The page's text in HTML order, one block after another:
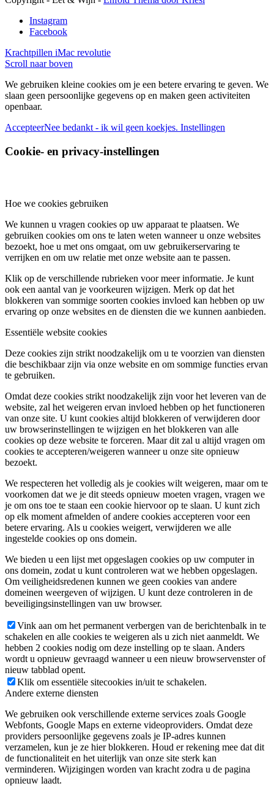
Instagram
Facebook
Krachtpillen iMac revolutie
Scroll naar boven
We gebruiken kleine cookies om je een betere ervaring te geven. We
slaan geen persoonlijke gegevens op en maken geen activiteiten
openbaar.
AccepteerNee bedankt - ik wil geen koekjes. Instellingen
Cookie- en privacy-instellingen
Hoe we cookies gebruiken
We kunnen u vragen cookies op uw apparaat te plaatsen. We
gebruiken cookies om ons te laten weten wanneer u onze websites
bezoekt, hoe u met ons omgaat, om uw gebruikerservaring te
verrijken en om uw relatie met onze website aan te passen.
Klik op de verschillende rubrieken voor meer informatie. Je kunt
ook een aantal van je voorkeuren wijzigen. Merk op dat het
blokkeren van sommige soorten cookies invloed kan hebben op uw
ervaring op onze websites en de diensten die we kunnen aanbieden.
Essentiële website cookies
Deze cookies zijn strikt noodzakelijk om u te voorzien van diensten
die beschikbaar zijn via onze website en om sommige functies ervan
te gebruiken.
Omdat deze cookies strikt noodzakelijk zijn voor het leveren van de
website, zal het weigeren ervan invloed hebben op het functioneren
van onze site. U kunt cookies altijd blokkeren of verwijderen door
uw browserinstellingen te wijzigen en het blokkeren van alle
cookies op deze website te forceren. Maar dit zal u altijd vragen om
cookies te accepteren/weigeren wanneer u onze site opnieuw
bezoekt.
We respecteren het volledig als je cookies wilt weigeren, maar om te
voorkomen dat we je dit steeds opnieuw moeten vragen, vragen we
je om ons toe te staan een cookie hiervoor op te slaan. U kunt zich
op elk moment afmelden of andere cookies accepteren voor een
betere ervaring. Als u cookies weigert, verwijderen we alle
ingestelde cookies op ons domein.
We bieden u een lijst met opgeslagen cookies op uw computer in
ons domein, zodat u kunt controleren wat we hebben opgeslagen.
Om veiligheidsredenen kunnen we geen cookies van andere
domeinen weergeven of wijzigen. U kunt deze controleren in de
beveiligingsinstellingen van uw browser.
Vink aan om het permanent verbergen van de berichtenbalk in te
schakelen en alle cookies te weigeren als u zich niet aanmeldt. We
hebben 2 cookies nodig om deze instelling op te slaan. Anders
wordt u opnieuw gevraagd wanneer u een nieuw browservenster of
nieuw tabblad opent.
Klik om essentiële sitecookies in/uit te schakelen.
Andere externe diensten
We gebruiken ook verschillende externe services zoals Google
Webfonts, Google Maps en externe videoproviders. Omdat deze
providers persoonlijke gegevens zoals je IP-adres kunnen
verzamelen, kun je ze hier blokkeren. Houd er rekening mee dat dit
de functionaliteit en het uiterlijk van onze site sterk kan
verminderen. Wijzigingen worden van kracht zodra u de pagina
opnieuw laadt.